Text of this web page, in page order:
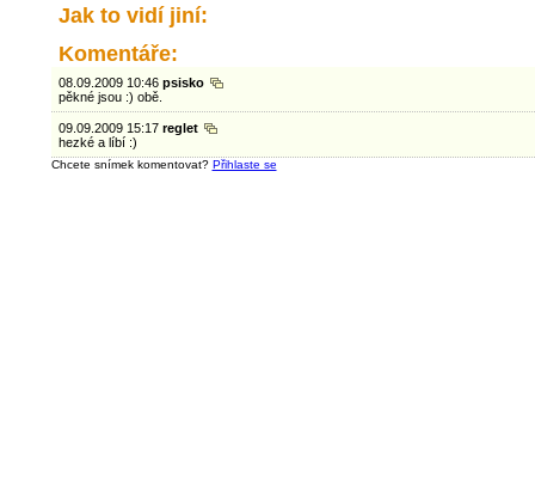
Jak to vidí jiní:
Komentáře:
08.09.2009 10:46psisko
pěkné jsou :) obě.
09.09.2009 15:17reglet
hezké a líbí :)
Chcete snímek komentovat? Přihlaste se